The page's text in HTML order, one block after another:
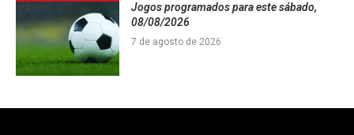
Jogos programados para este sábado,
08/08/2026
7 de agosto de 2026